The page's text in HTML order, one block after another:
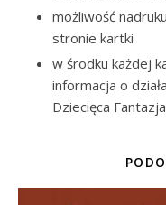
możliwość
stronie kartki
w środku każdej
informacja o
Dziecięca Fantazja